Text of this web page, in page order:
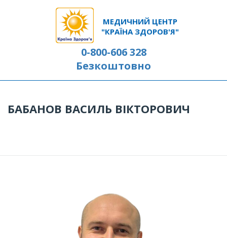
МЕДИЧНИЙ ЦЕНТР
"КРАЇНА ЗДОРОВ'Я"
0-800-606 328
Безкоштовно
БАБАНОВ ВАСИЛЬ ВІКТОРОВИЧ